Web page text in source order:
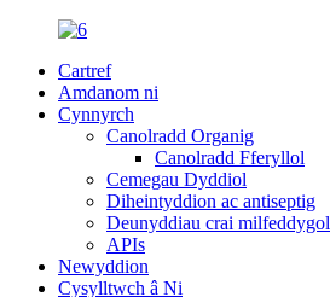
Cartref
Amdanom ni
Cynnyrch
Canolradd Organig
Canolradd Fferyllol
Cemegau Dyddiol
Diheintyddion ac antiseptig
Deunyddiau crai milfeddygol
APIs
Newyddion
Cysylltwch â Ni